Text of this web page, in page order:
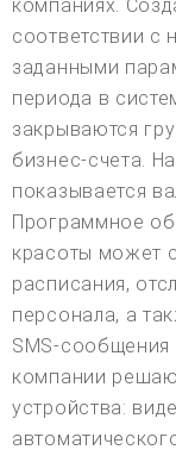
компаниях.
соответствии с
заданными
периода в
закрываются
бизнес-счета.
показывается
Программное
красоты может
расписания,
персонала, а
SMS-сообщения
компании
устройства: